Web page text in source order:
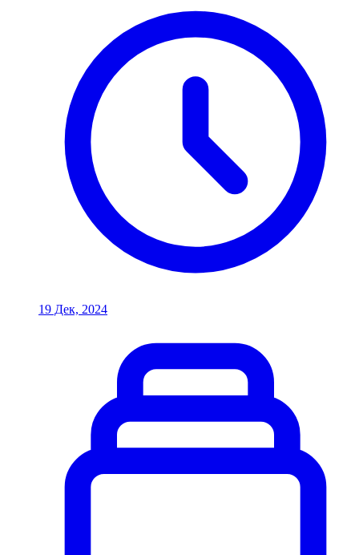
19 Дек, 2024